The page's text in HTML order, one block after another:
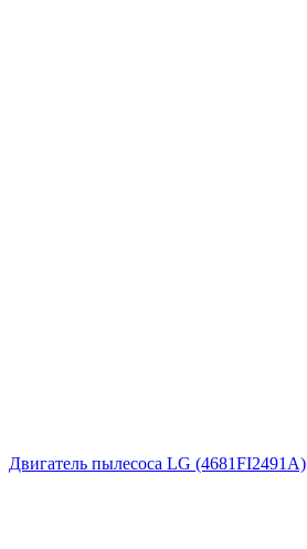
Двигатель пылесоса LG (4681FI2491A)